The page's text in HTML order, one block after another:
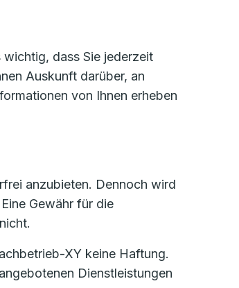
dass Sie jederzeit
Auskunft darüber, an
von Ihnen erheben
anzubieten. Dennoch wird
Gewähr für die
XY keine Haftung.
Dienstleistungen